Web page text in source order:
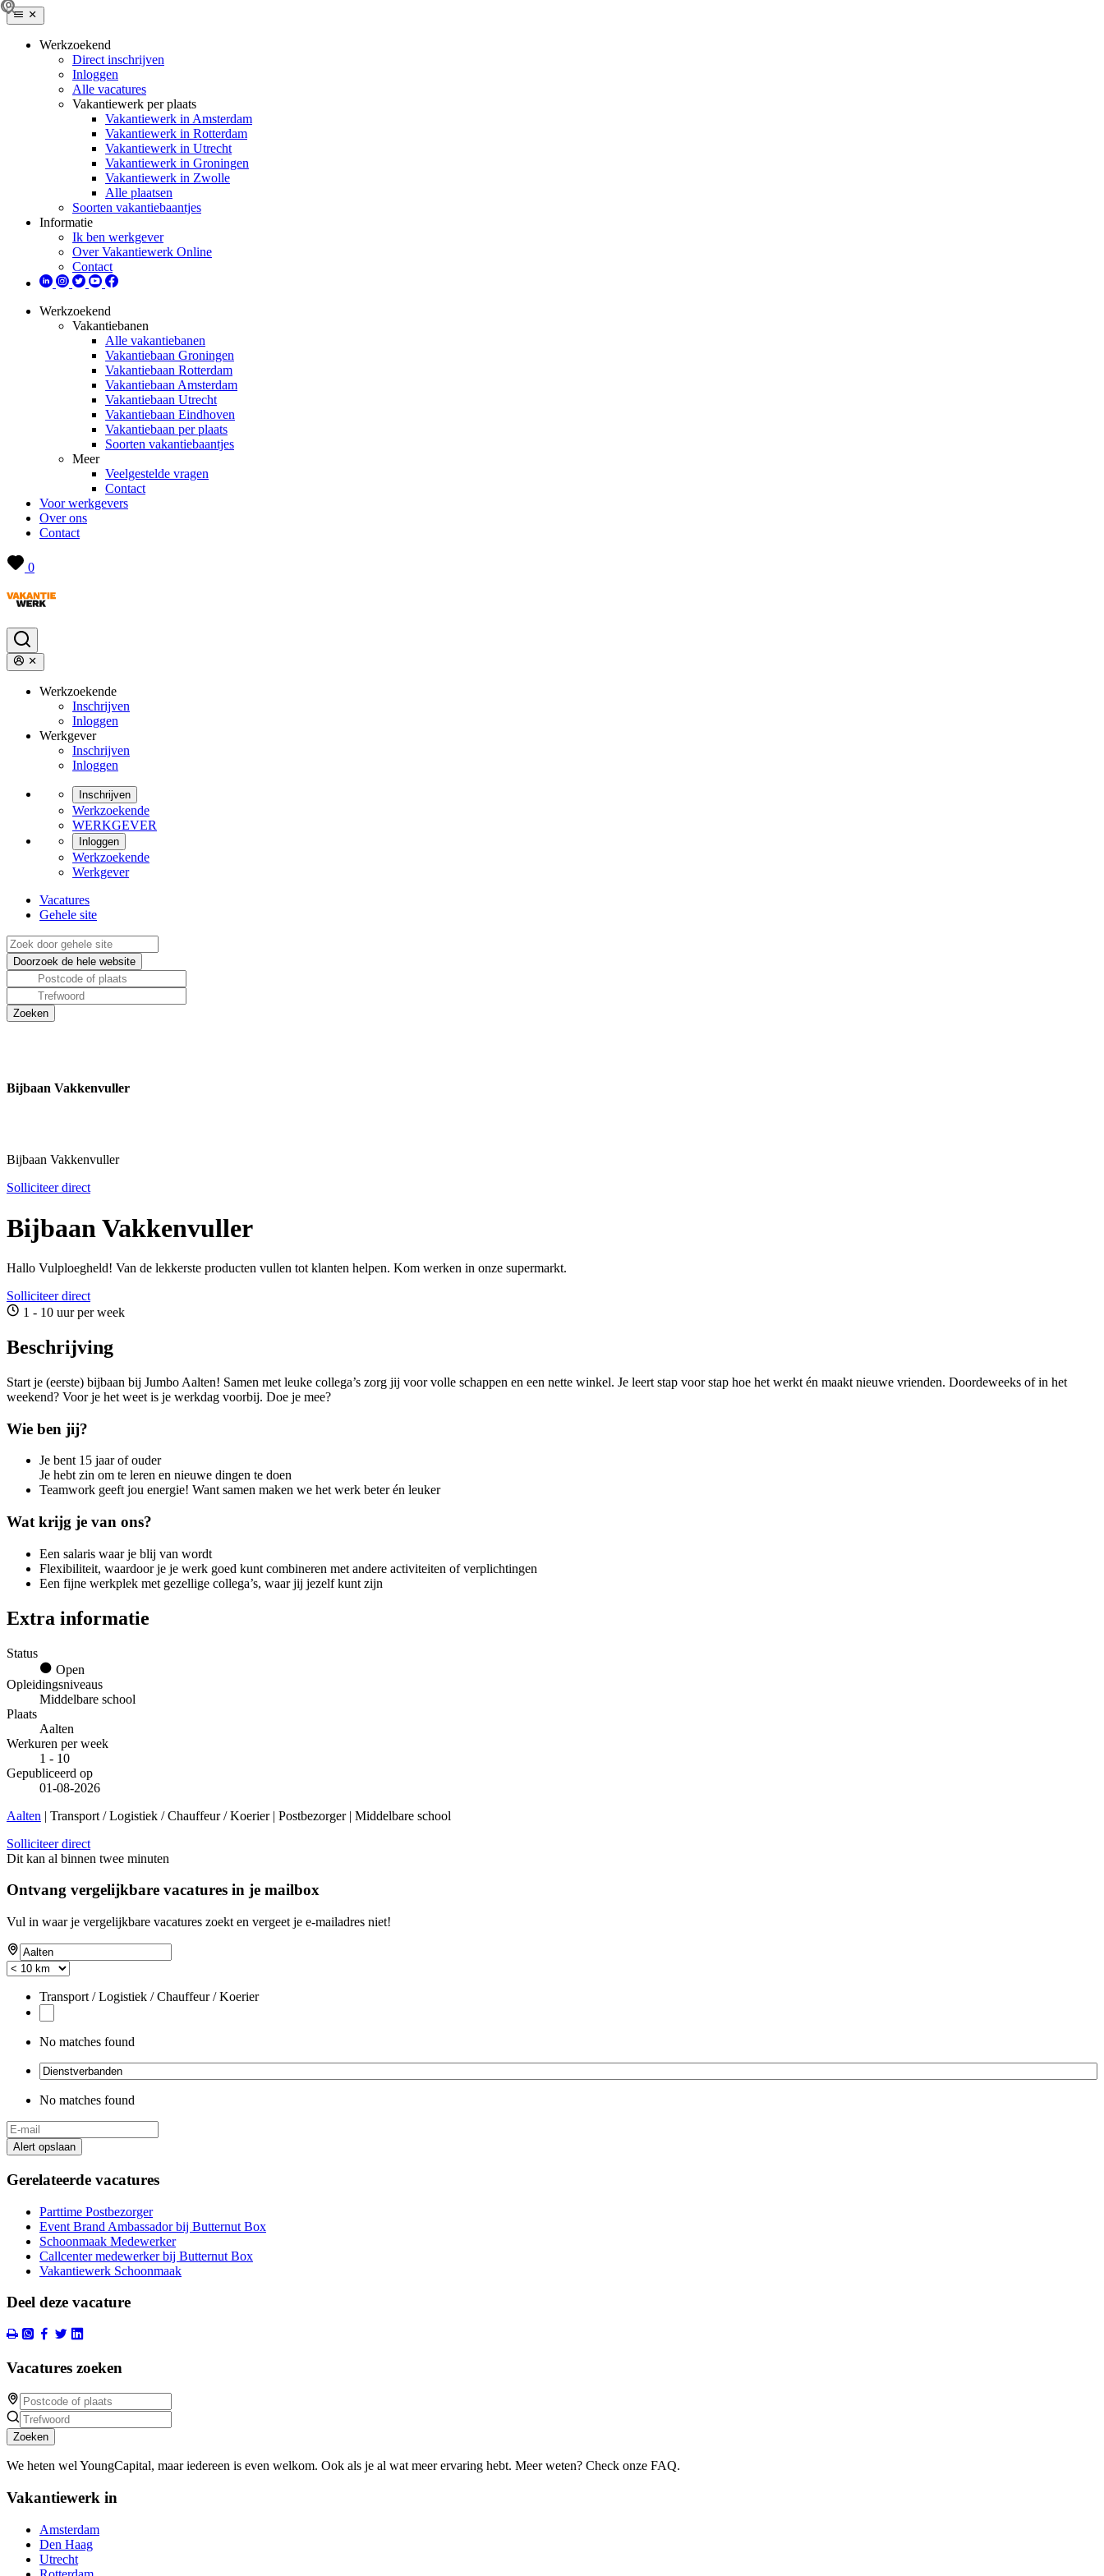
Werkzoekend
Direct inschrijven
Inloggen
Alle vacatures
Vakantiewerk per plaats
Vakantiewerk in Amsterdam
Vakantiewerk in Rotterdam
Vakantiewerk in Utrecht
Vakantiewerk in Groningen
Vakantiewerk in Zwolle
Alle plaatsen
Soorten vakantiebaantjes
Informatie
Ik ben werkgever
Over Vakantiewerk Online
Contact
Werkzoekend
Vakantiebanen
Alle vakantiebanen
Vakantiebaan Groningen
Vakantiebaan Rotterdam
Vakantiebaan Amsterdam
Vakantiebaan Utrecht
Vakantiebaan Eindhoven
Vakantiebaan per plaats
Soorten vakantiebaantjes
Meer
Veelgestelde vragen
Contact
Voor werkgevers
Over ons
Contact
0
Werkzoekende
Inschrijven
Inloggen
Werkgever
Inschrijven
Inloggen
Inschrijven
Werkzoekende
WERKGEVER
Inloggen
Werkzoekende
Werkgever
Vacatures
Gehele site
Bijbaan Vakkenvuller
Bijbaan Vakkenvuller
Solliciteer direct
Bijbaan Vakkenvuller
Hallo Vulploegheld! Van de lekkerste producten vullen tot klanten helpen. Kom werken in onze supermarkt.
Solliciteer direct
1 - 10 uur per week
Beschrijving
Start je (eerste) bijbaan bij Jumbo Aalten! Samen met leuke collega’s zorg jij voor volle schappen en een nette winkel. Je leert stap voor stap hoe het werkt én maakt nieuwe vrienden. Doordeweeks of in het
weekend? Voor je het weet is je werkdag voorbij. Doe je mee?
Wie ben jij?
Je bent 15 jaar of ouder
Je hebt zin om te leren en nieuwe dingen te doen
Teamwork geeft jou energie! Want samen maken we het werk beter én leuker
Wat krijg je van ons?
Een salaris waar je blij van wordt
Flexibiliteit, waardoor je je werk goed kunt combineren met andere activiteiten of verplichtingen
Een fijne werkplek met gezellige collega’s, waar jij jezelf kunt zijn
Extra informatie
Status
Open
Opleidingsniveaus
Middelbare school
Plaats
Aalten
Werkuren per week
1 - 10
Gepubliceerd op
01-08-2026
Aalten | Transport / Logistiek / Chauffeur / Koerier | Postbezorger | Middelbare school
Solliciteer direct
Dit kan al binnen twee minuten
Ontvang vergelijkbare vacatures in je mailbox
Vul in waar je vergelijkbare vacatures zoekt en vergeet je e-mailadres niet!
Transport / Logistiek / Chauffeur / Koerier
No matches found
No matches found
Alert opslaan
Gerelateerde vacatures
Parttime Postbezorger
Event Brand Ambassador bij Butternut Box
Schoonmaak Medewerker
Callcenter medewerker bij Butternut Box
Vakantiewerk Schoonmaak
Deel deze vacature
Vacatures zoeken
Zoeken
We heten wel YoungCapital, maar iedereen is even welkom. Ook als je al wat meer ervaring hebt. Meer weten? Check onze FAQ.
Vakantiewerk in
Amsterdam
Den Haag
Utrecht